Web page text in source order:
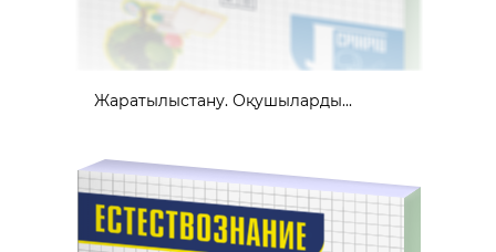
Жаратылыстану. Оқушыларды...